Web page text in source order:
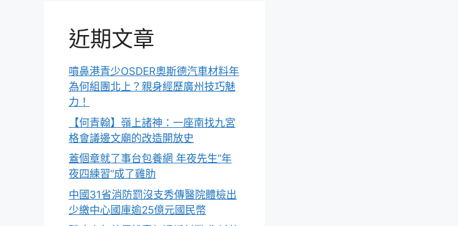
近期文章
噴鼻港青少OSDER奧斯德汽車材料年
為何組團北上？親身經歷廣州技巧魅
力！
【何青翰】嶺上諸神：一座南找九宮
格會議邊文廟的改造開放史
蓋個章就了事台包養網 年夜先生”年
夜四練習”成了雞肋
中國31省消防罰沒支秀傳醫院體檢出
少繳中心國庫逾25億元國民幣